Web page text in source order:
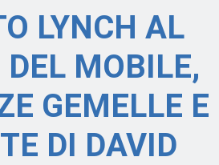
LYNCH AL
MOBILE,
GEMELLE E
DI DAVID